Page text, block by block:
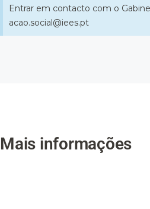
Entrar em contacto com o
acao.social@iees.pt
Mais informações